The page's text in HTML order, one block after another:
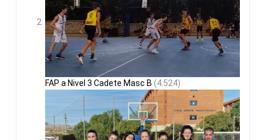
FAP a Nivel 3 Cadete Masc B (4.524)